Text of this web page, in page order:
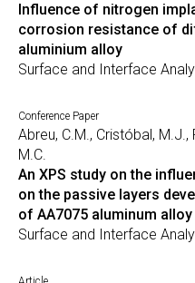
Influence of nitrogen
corrosion resistance of
aluminium alloy
Surface and Interface
Conference Paper
Abreu, C.M., Cristóbal, M.J.,
M.C.
An XPS study on the
on the passive layers
of AA7075 aluminum alloy
Surface and Interface